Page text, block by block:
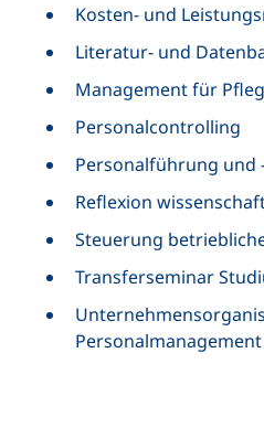
Kosten- und
Literatur- und
Management für
Personalcontrolling
Personalführung und
Reflexion
Steuerung
Transferseminar
Personalmanagement